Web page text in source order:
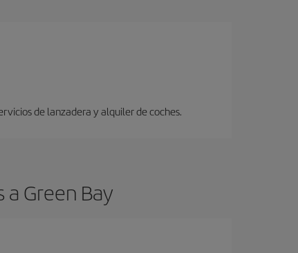
de lanzadera y alquiler de coches.
Green Bay